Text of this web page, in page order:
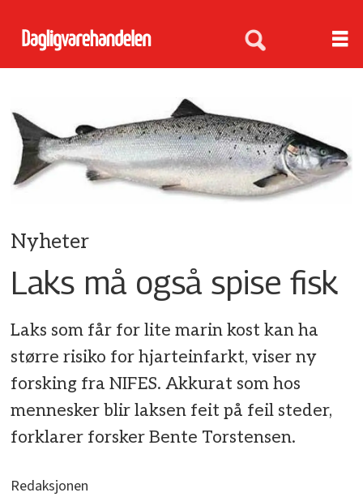
Nyheter
Laks må også spise fisk
Laks som får for lite marin kost kan ha
større risiko for hjarteinfarkt, viser ny
forsking fra NIFES. Akkurat som hos
mennesker blir laksen feit på feil steder,
forklarer forsker Bente Torstensen.
Redaksjonen